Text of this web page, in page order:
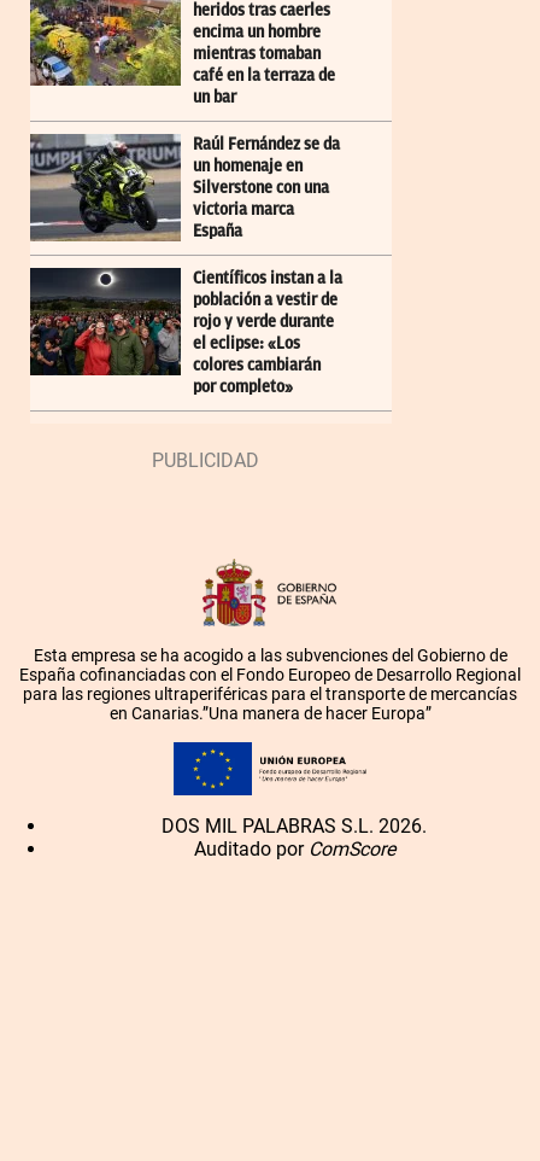
heridos tras caerles
encima un hombre
mientras tomaban
café en la terraza de
un bar
Raúl Fernández se da
un homenaje en
Silverstone con una
victoria marca
España
Científicos instan a la
población a vestir de
rojo y verde durante
el eclipse: «Los
colores cambiarán
por completo»
Esta empresa se ha acogido a las subvenciones del Gobierno de
España cofinanciadas con el Fondo Europeo de Desarrollo Regional
para las regiones ultraperiféricas para el transporte de mercancías
en Canarias.”Una manera de hacer Europa”
DOS MIL PALABRAS S.L. 2026.
Auditado por ComScore